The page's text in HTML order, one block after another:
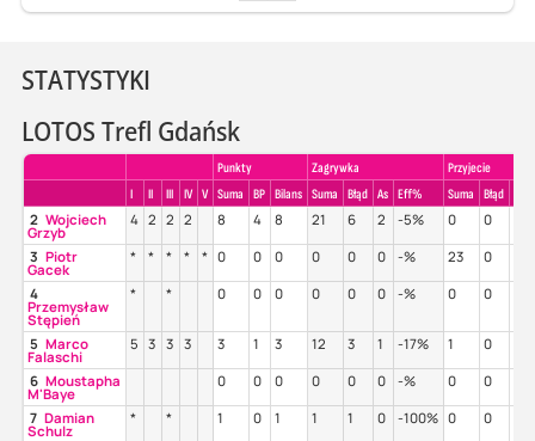
STATYSTYKI
LOTOS Trefl Gdańsk
Punkty Zagrywka
Przyjecie
I
II III IV V Suma BP Bilans Suma Błąd As Eff% Suma Błąd
2 Wojciech
Grzyb
4 2 2 2 8 4 8 21 6 2 -5% 0 0
3 Piotr
Gacek
* * * * * 0 0 0 0 0 0 -% 23 0
4
Przemysław
Stępień
* * 0 0 0 0 0 0 -% 0 0
5 Marco
Falaschi
5 3 3 3 3 1 3 12 3 1 -17% 1 0
6 Moustapha
M'Baye
0 0 0 0 0 0 -% 0 0
7 Damian
Schulz
* * 1 0 1 1 1 0 -100% 0 0